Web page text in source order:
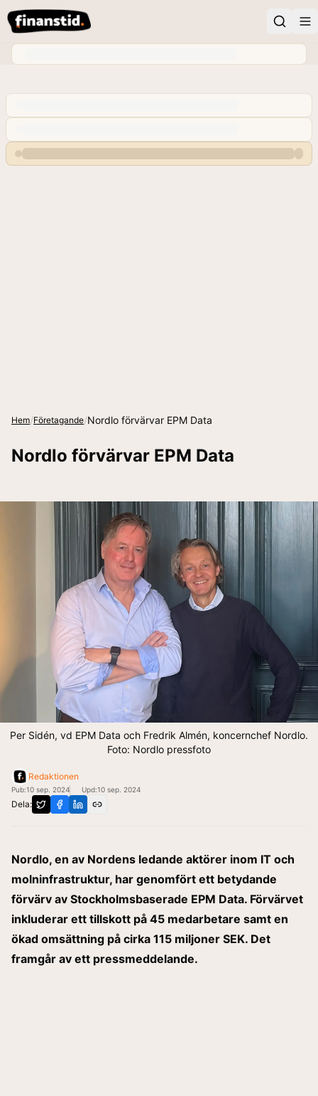
Hem/Företagande/Nordlo förvärvar EPM Data
Nordlo förvärvar EPM Data
Per Sidén, vd EPM Data och Fredrik Almén, koncernchef Nordlo.
Foto: Nordlo pressfoto
Redaktionen
Pub:10 sep. 2024 Upd:10 sep. 2024
Dela:
Nordlo, en av Nordens ledande aktörer inom IT och
molninfrastruktur, har genomfört ett betydande
förvärv av Stockholmsbaserade EPM Data. Förvärvet
inkluderar ett tillskott på 45 medarbetare samt en
ökad omsättning på cirka 115 miljoner SEK. Det
framgår av ett pressmeddelande.